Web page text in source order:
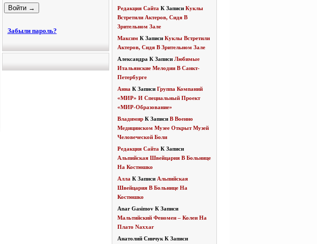
Забыли пароль?
Редакция Сайта К Записи Куклы
Встретили Актеров, Сидя В
Зрительном Зале
Максим К Записи Куклы Встретили
Актеров, Сидя В Зрительном Зале
Александра К Записи Любимые
Итальянские Мелодии В Санкт-
Петербурге
Анна К Записи Группа Компаний
«МИР» И Специальный Проект
«МИР-Образование»
ВладимирК Записи В Военно
Медицинском Музее Открыт Музей
Человеческой Боли
Редакция Сайта К Записи
Альпийская Швейцария В Больнице
На Костюшко
Алла К Записи Альпийская
Швейцария В Больнице На
Костюшко
Anar GasimovК Записи
Мальтийский Феномен – Колеи На
Плато Naxxar
Анатолий СинчукК Записи